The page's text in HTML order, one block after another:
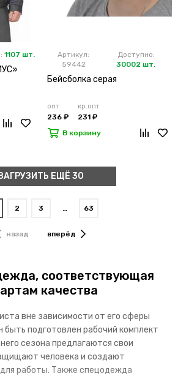
1107 шт.
Артикул:
59442
Доступно:
30002 шт.
Бейсболка серая
опт
236 ₽
кр.опт
231 ₽
В корзину
ЕЩЁ 30
назад
2 3 … 63
вперёд
соответствующая
качества
вне зависимости от его сферы
подготовлен рабочий комплект
сезона предлагаются свои
человека и создают
работы. Также спецодежда